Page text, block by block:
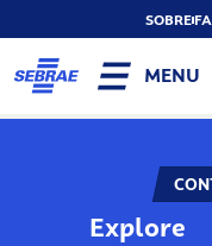
SOBRE
MENU
Explore